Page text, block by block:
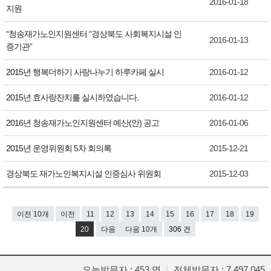
지원
2016-01-18
“청송재가노인지원센터 “경상북도 사회복지시설 인
증기관”
2016-01-13
2015년 행복더하기 사랑나누기 하루카페 실시 2016-01-12
2015년 효사랑잔치를 실시하였습니다. 2016-01-12
2016년 청송재가노인지원센터 예산(안) 공고 2016-01-06
2015년 운영위원회 5차 회의록 2015-12-21
경상북도 재가노인복지시설 인증심사 위원회 2015-12-03
이전 10개 이전 11 12 13 14 15 16 17 18
19
20
다음 다음 10개 306 건